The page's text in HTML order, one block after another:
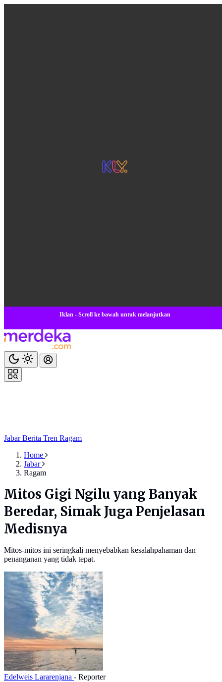
Iklan - Scroll ke bawah untuk melanjutkan
JabarBerita Tren Ragam
Home
Jabar
Ragam
Mitos Gigi Ngilu yang Banyak
Beredar, Simak Juga Penjelasan
Medisnya
Mitos-mitos ini seringkali menyebabkan kesalahpahaman dan
penanganan yang tidak tepat.
Edelweis Lararenjana - Reporter